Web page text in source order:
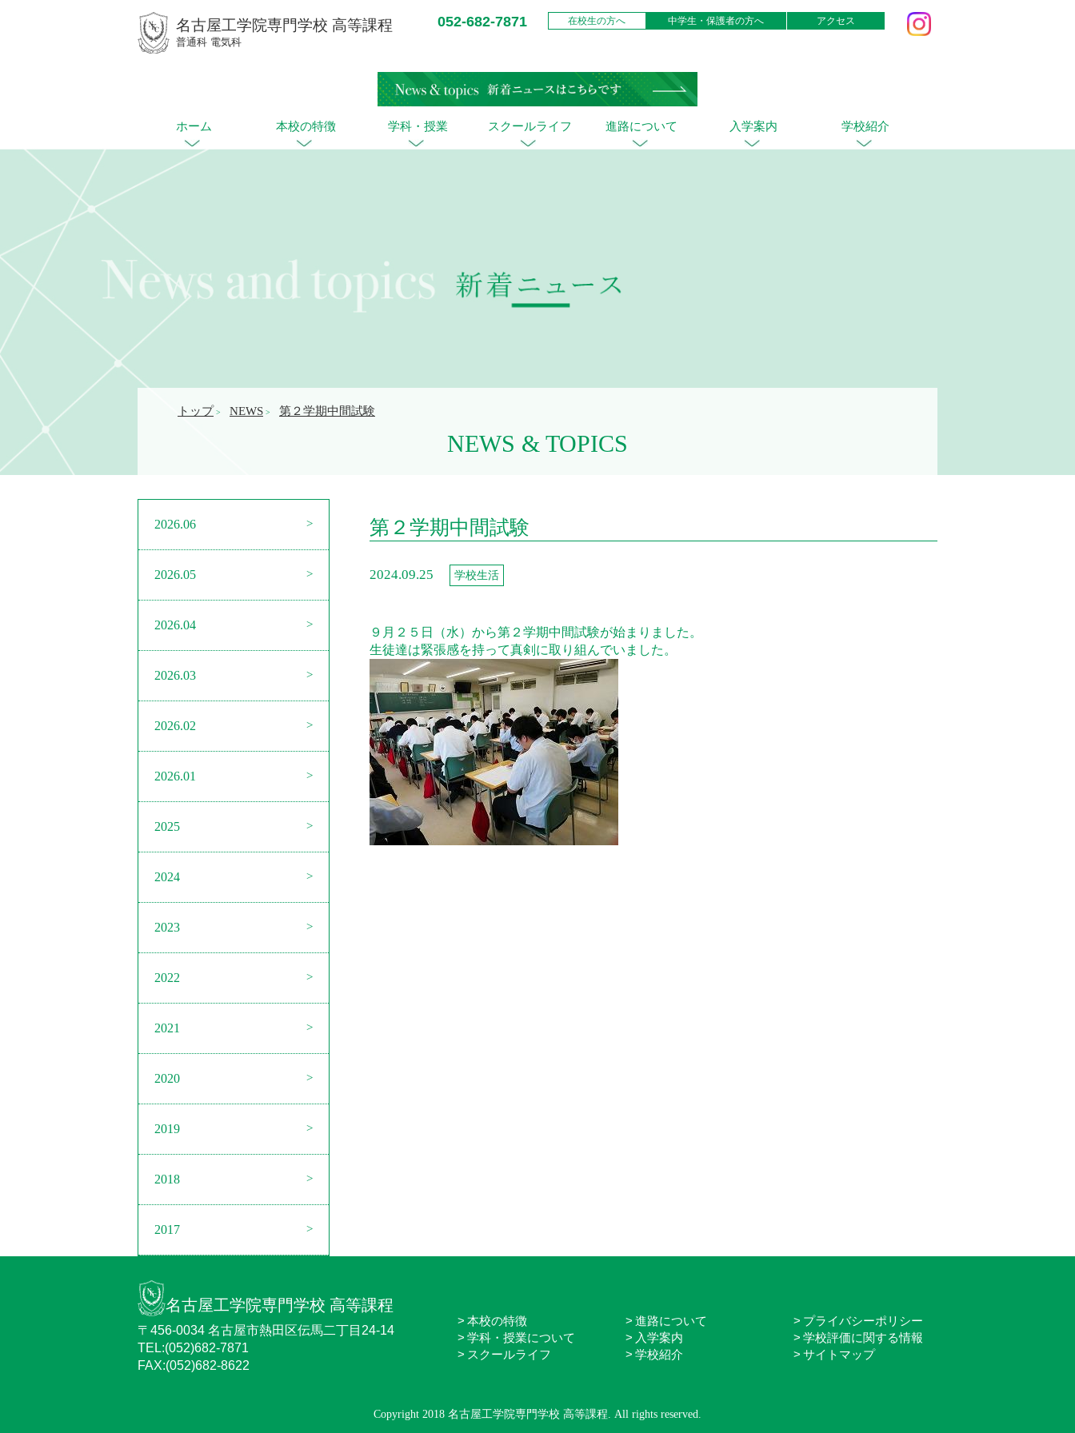
名古屋工学院専門学校 高等課程
普通科 電気科
052-682-7871 在校生の方へ 中学生・保護者の方へ アクセス
ホーム 本校の特徴 学科・授業 スクールライフ 進路について 入学案内 学校紹介
トップ > NEWS > 第２学期中間試験
NEWS & TOPICS
第２学期中間試験
2024.09.25 学校生活
９月２５日（水）から第２学期中間試験が始まりました。
生徒達は緊張感を持って真剣に取り組んでいました。
2026.06
2026.05
2026.04
2026.03
2026.02
2026.01
2025
2024
2023
2022
2021
2020
2019
2018
2017
名古屋工学院専門学校 高等課程
〒456-0034 名古屋市熱田区伝馬二丁目24-14
TEL:(052)682-7871
FAX:(052)682-8622
本校の特徴
学科・授業について
スクールライフ
進路について
入学案内
学校紹介
プライバシーポリシー
学校評価に関する情報
サイトマップ
Copyright 2018 名古屋工学院専門学校 高等課程. All rights reserved.